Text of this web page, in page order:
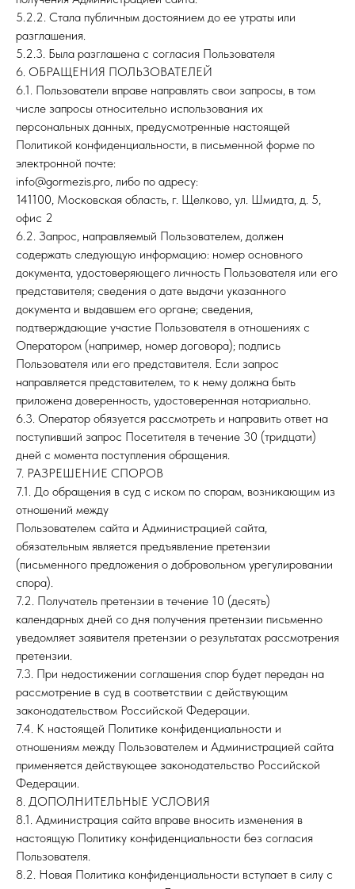
5.2.2. Стала публичным достоянием до ее утраты или
разглашения.
5.2.3. Была разглашена с согласия Пользователя
6. ОБРАЩЕНИЯ ПОЛЬЗОВАТЕЛЕЙ
6.1. Пользователи вправе направлять свои запросы, в том
числе запросы относительно использования их
персональных данных, предусмотренные настоящей
Политикой конфиденциальности, в письменной форме по
электронной почте:
info@gormezis.pro, либо по адресу:
141100, Московская область, г. Щелково, ул. Шмидта, д. 5,
офис 2
6.2. Запрос, направляемый Пользователем, должен
содержать следующую информацию: номер основного
документа, удостоверяющего личность Пользователя или его
представителя; сведения о дате выдачи указанного
документа и выдавшем его органе; сведения,
подтверждающие участие Пользователя в отношениях с
Оператором (например, номер договора); подпись
Пользователя или его представителя. Если запрос
направляется представителем, то к нему должна быть
приложена доверенность, удостоверенная нотариально.
6.3. Оператор обязуется рассмотреть и направить ответ на
поступивший запрос Посетителя в течение 30 (тридцати)
дней с момента поступления обращения.
7. РАЗРЕШЕНИЕ СПОРОВ
7.1. До обращения в суд с иском по спорам, возникающим из
отношений между
Пользователем сайта и Администрацией сайта,
обязательным является предъявление претензии
(письменного предложения о добровольном урегулировании
спора).
7.2. Получатель претензии в течение 10 (десять)
календарных дней со дня получения претензии письменно
уведомляет заявителя претензии о результатах рассмотрения
претензии.
7.3. При недостижении соглашения спор будет передан на
рассмотрение в суд в соответствии с действующим
законодательством Российской Федерации.
7.4. К настоящей Политике конфиденциальности и
отношениям между Пользователем и Администрацией сайта
применяется действующее законодательство Российской
Федерации.
8. ДОПОЛНИТЕЛЬНЫЕ УСЛОВИЯ
8.1. Администрация сайта вправе вносить изменения в
настоящую Политику конфиденциальности без согласия
Пользователя.
8.2. Новая Политика конфиденциальности вступает в силу с